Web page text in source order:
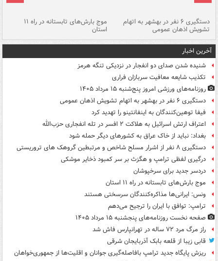
دستگیری ۶ نفر در بهشهر به اتهام
تشویش اذهان عمومی
موج بارش‌های تابستانه در راه ۱۱
استان
آخرین اخبار
شنیده شدن صدای دو انفجار در نزدیکی تنگه هرمز
تکذیب شایعه معافیت سربازان فراری
روزنامه‌های ورزشی امروز پنج‌شنبه ۱۵ مرداد ۱۴۰۵
دستگیری ۶ نفر در بهشهر به اتهام تشویش اذهان عمومی
فیفا توهین‌کنندگان به اینفانتینو را تهدید کرد
اعتراف ارتش اسرائیل به هلاکت ۲ افسر در تله انفجاری حزب‌الله
بغداد: نباید از خاک عراق به کشورهای دیگر حمله شود
دستگیری ۸ نفر از اشرار مسلح شاخص و مرتبطین گروهک های تروریستی
درگیری لفظی ترامپ و هگزث بر سر کمبود ذخایر موشکی
دردسر جدید برای سرخپوشان
موج بارش‌های تابستانه در راه ۱۱ استان
ونس: ایرانی‌ها مذاکره‌کنندگان سرسختی هستند
ترامپ: توافق با ایران را ترجیح می‌دهم
صفحه نخست روزنامه‌های پنجشنبه ۱۵ مرداد ۱۴۰۵
راز مرگ مرد ۷۲ ساله در تهرانپارس فاش شد
قابی زیبا از قلعه بابک آذربایجان شرقی
ریزش پایگاه جدید ترامپ بافاصله‌گیری جوانان و اقلیت‌ها از جمهوری‌خواهان